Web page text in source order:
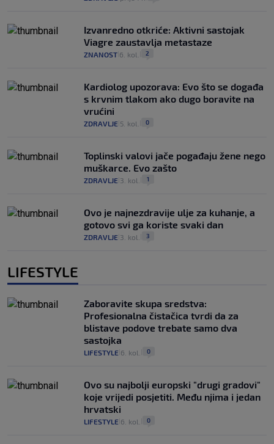
Izvanredno otkriće: Aktivni sastojak
Viagre zaustavlja metastaze
ZNANOST 6. kol. 2
Kardiolog upozorava: Evo što se događa
s krvnim tlakom ako dugo boravite na
vrućini
ZDRAVLJE 5. kol. 0
Toplinski valovi jače pogađaju žene nego
muškarce. Evo zašto
ZDRAVLJE 3. kol. 1
Ovo je najnezdravije ulje za kuhanje, a
gotovo svi ga koriste svaki dan
ZDRAVLJE 3. kol. 3
LIFESTYLE
Zaboravite skupa sredstva:
Profesionalna čistačica tvrdi da za
blistave podove trebate samo dva
sastojka
LIFESTYLE 6. kol. 0
Ovo su najbolji europski "drugi gradovi"
koje vrijedi posjetiti. Među njima i jedan
hrvatski
LIFESTYLE 6. kol. 0